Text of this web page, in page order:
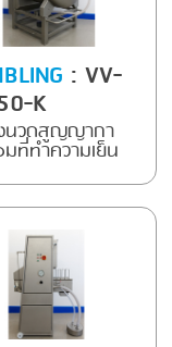
: VV-
K
นวดสูญญากา
ที่ทำความเย็น